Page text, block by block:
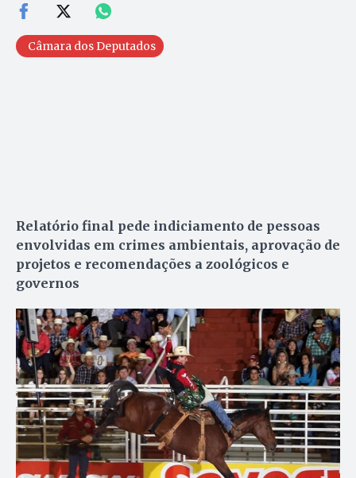
Câmara dos Deputados
Relatório final pede indiciamento de pessoas
envolvidas em crimes ambientais, aprovação de
projetos e recomendações a zoológicos e
governos